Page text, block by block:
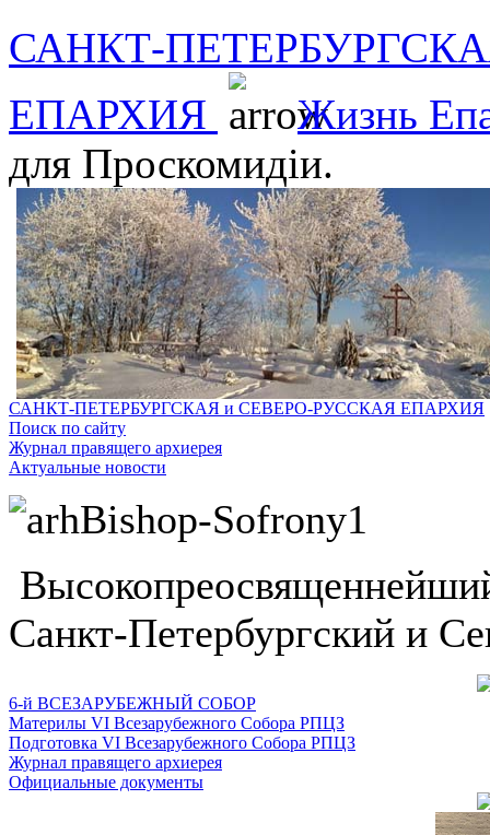
САНКТ-
ЕПАРХИЯ
Жизнь
для Проскомидіи.
САНКТ-ПЕТЕРБУРГСКАЯ и СЕВЕРО-РУССКАЯ ЕПАРХИЯ
Поиск по сайту
Журнал правящего архиерея
Актуальные новости
Санкт-Петербургский и
6-й ВСЕЗАРУБЕЖНЫЙ СОБОР
Материлы VI Всезарубежного Собора РПЦЗ
Подготовка VI Всезарубежного Собора РПЦЗ
Журнал правящего архиерея
Официальные документы